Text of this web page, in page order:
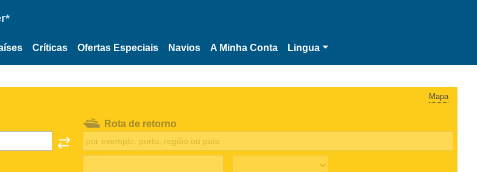
Críticas Ofertas Especiais Navios A Minha Conta Lingua
Mapa
Rota de retorno